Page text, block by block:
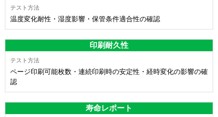
温度変化耐性・湿度影響・保管条件適合性の確認
印刷耐久性
ページ印刷可能枚数・連続印刷時の安定性・経時変化の影響の確
認
寿命レポート